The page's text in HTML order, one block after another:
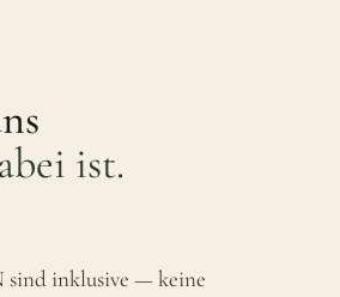
ist.
sind inklusive — keine